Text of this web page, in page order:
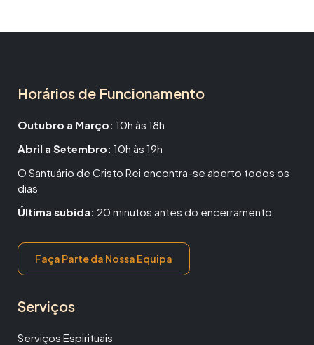
Horários de Funcionamento
Outubro a Março: 10h às 18h
Abril a Setembro: 10h às 19h
O Santuário de Cristo Rei encontra-se aberto todos os
dias
Última subida: 20 minutos antes do encerramento
Faça Parte da Nossa Equipa
Serviços
Serviços Espirituais